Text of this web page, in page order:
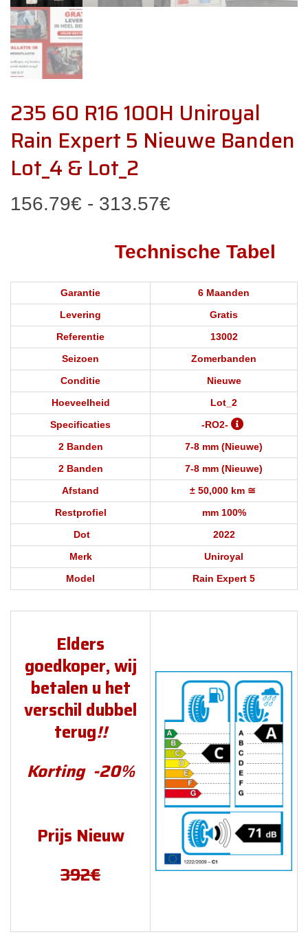
235 60 R16 100H Uniroyal
Rain Expert 5 Nieuwe Banden
Lot_4 & Lot_2
156.79€ - 313.57€
tot
313.57€
Technische Tabel
Garantie
6 Maanden
Levering
Gratis
Referentie
13002
Seizoen
Zomerbanden
Conditie
Nieuwe
Hoeveelheid
Lot_2
Specificaties
-RO2-
2 Banden
7-8 mm (Nieuwe)
2 Banden
7-8 mm (Nieuwe)
Afstand
± 50,000 km ≅
Restprofiel
mm 100%
Dot
2022
Merk
Uniroyal
Model
Rain Expert 5
Elders
goedkoper, wij
betalen u het
verschil dubbel
terug!!
Korting -20%
Prijs Nieuw
392€